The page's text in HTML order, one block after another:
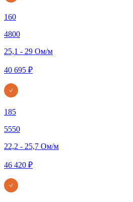
160
4800
25,1 - 29 Ом/м
40 695 ₽
185
5550
22,2 - 25,7 Ом/м
46 420 ₽